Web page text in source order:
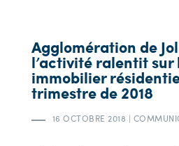
Agglomération de
l’activité ralentit sur
immobilier
trimestre de 2018
16 OCTOBRE 2018 |